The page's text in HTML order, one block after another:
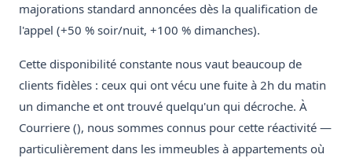
majorations standard annoncées dès la qualification de
l'appel (+50 % soir/nuit, +100 % dimanches).
Cette disponibilité constante nous vaut beaucoup de
clients fidèles : ceux qui ont vécu une fuite à 2h du matin
un dimanche et ont trouvé quelqu'un qui décroche. À
Courriere (), nous sommes connus pour cette réactivité —
particulièrement dans les immeubles à appartements où